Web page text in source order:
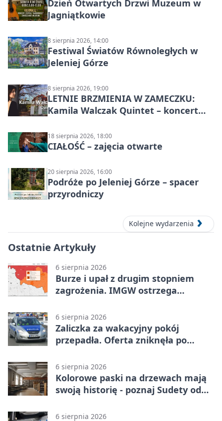
Dzień Otwartych Drzwi Muzeum w
Jagniątkowie
8 sierpnia 2026, 14:00
Festiwal Światów Równoległych w
Jeleniej Górze
8 sierpnia 2026, 19:00
LETNIE BRZMIENIA W ZAMECZKU:
Kamila Walczak Quintet – koncert
18 sierpnia 2026, 18:00
CIAŁOŚĆ – zajęcia otwarte
20 sierpnia 2026, 16:00
Podróże po Jeleniej Górze – spacer
przyrodniczy
Kolejne wydarzenia
Ostatnie Artykuły
6 sierpnia 2026
Burze i upał z drugim stopniem
zagrożenia. IMGW ostrzega
6 sierpnia 2026
Zaliczka za wakacyjny pokój
przepadła. Oferta zniknęła po
6 sierpnia 2026
Kolorowe paski na drzewach mają
swoją historię - poznaj Sudety od
6 sierpnia 2026